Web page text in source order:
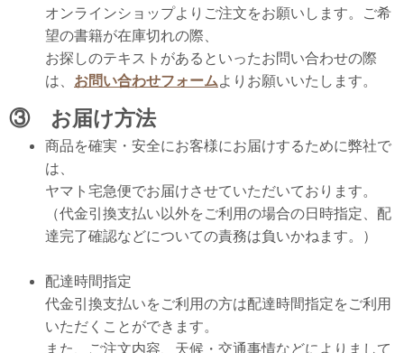
オンラインショップよりご注文をお願いします。ご希
望の書籍が在庫切れの際、
お探しのテキストがあるといったお問い合わせの際
は、 お問い合わせフォームよりお願いいたします。
③ お届け方法
商品を確実・安全にお客様にお届けするために弊社で
は、
ヤマト宅急便でお届けさせていただいております。
（代金引換支払い以外をご利用の場合の日時指定、配
達完了確認などについての責務は負いかねます。）
配達時間指定
代金引換支払いをご利用の方は配達時間指定をご利用
いただくことができます。
また、ご注文内容、天候・交通事情などによりまして